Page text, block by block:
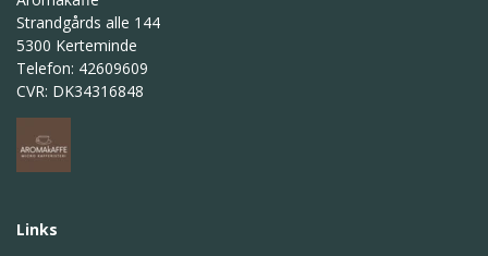
Strandgårds alle 144
5300 Kerteminde
Telefon: 42609609
CVR: DK34316848
Links